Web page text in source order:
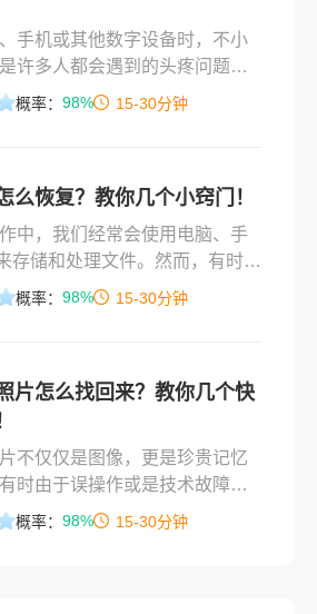
手机或其他数字设备时，不小
许多人都会遇到的头疼问题。
工作资料、学习笔记、珍贵照
为您提供一份详细的指南，帮
档后，尽可能恢复其原状。
概率： 98% 15-30分钟
么恢复？教你几个小窍门！
中，我们经常会使用电脑、手
存储和处理文件。然而，有时由
，我们可能会不小心删除了一
概率： 98% 15-30分钟
片怎么找回来？教你几个快
不仅仅是图像，更是珍贵记忆
时由于误操作或是技术故障，
些宝贵的照片。那么电脑上删
概率： 98% 15-30分钟